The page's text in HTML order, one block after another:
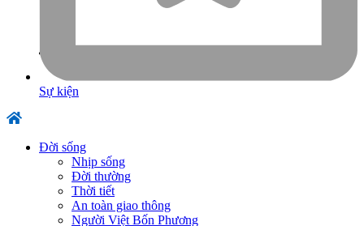
Sự kiện
Đời sống
Nhịp sống
Đời thường
Thời tiết
An toàn giao thông
Người Việt Bốn Phương